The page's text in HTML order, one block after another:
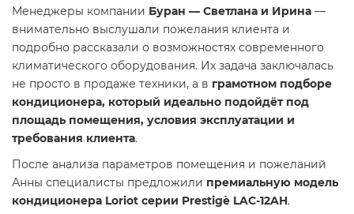
Менеджеры компании Буран — Светлана и Ирина —
внимательно выслушали пожелания клиента и
подробно рассказали о возможностях современного
климатического оборудования. Их задача заключалась
не просто в продаже техники, а в грамотном подборе
кондиционера, который идеально подойдёт под
площадь помещения, условия эксплуатации и
требования клиента.
После анализа параметров помещения и пожеланий
Анны специалисты предложили премиальную модель
кондиционера Loriot серии Prestigè LAC-12AH.